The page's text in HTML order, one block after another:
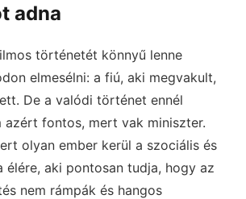
adna
történetét könnyű lenne
elmesélni: a fiú, aki megvakult,
De a valódi történet ennél
azért fontos, mert vak miniszter.
olyan ember kerül a szociális és
élére, aki pontosan tudja, hogy az
nem rámpák és hangos